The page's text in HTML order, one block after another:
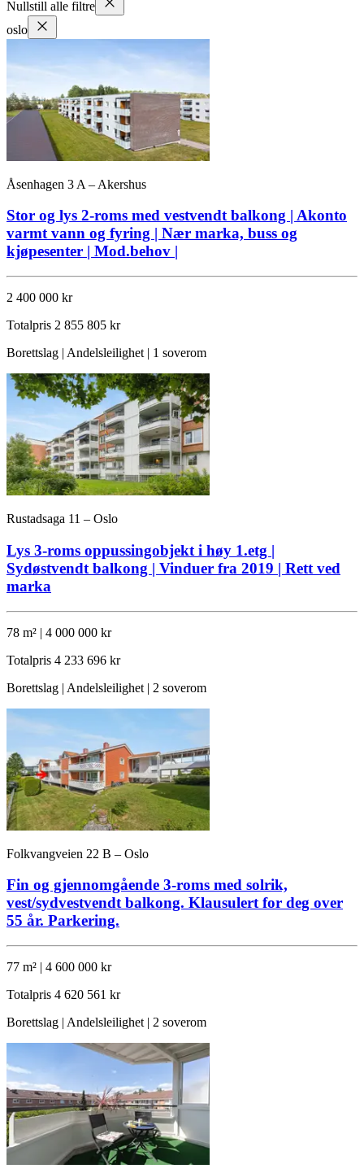
Nullstill alle filtre
oslo
Åsenhagen 3 A – Akershus
Stor og lys 2-roms med vestvendt balkong | Akonto
varmt vann og fyring | Nær marka, buss og
kjøpesenter | Mod.behov |
2 400 000 kr
Totalpris 2 855 805 kr
Borettslag | Andelsleilighet | 1 soverom
Rustadsaga 11 – Oslo
Lys 3-roms oppussingobjekt i høy 1.etg |
Sydøstvendt balkong | Vinduer fra 2019 | Rett ved
marka
78 m² | 4 000 000 kr
Totalpris 4 233 696 kr
Borettslag | Andelsleilighet | 2 soverom
Folkvangveien 22 B – Oslo
Fin og gjennomgående 3-roms med solrik,
vest/sydvestvendt balkong. Klausulert for deg over
55 år. Parkering.
77 m² | 4 600 000 kr
Totalpris 4 620 561 kr
Borettslag | Andelsleilighet | 2 soverom